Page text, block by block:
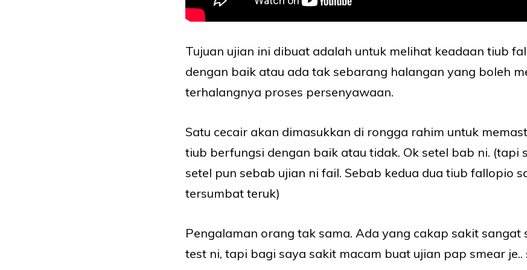
Tujuan ujian ini dibuat adalah untuk melihat keadaan tiub
dengan baik atau ada tak sebarang halangan yang boleh
terhalangnya proses persenyawaan.
Satu cecair akan dimasukkan di rongga rahim untuk
tiub berfungsi dengan baik atau tidak. Ok setel bab ni. (tapi
setel pun sebab ujian ni fail. Sebab kedua dua tiub fallopio
tersumbat teruk)
Pengalaman orang tak sama. Ada yang cakap sakit sangat
test ni, tapi bagi saya sakit macam buat ujian pap smear